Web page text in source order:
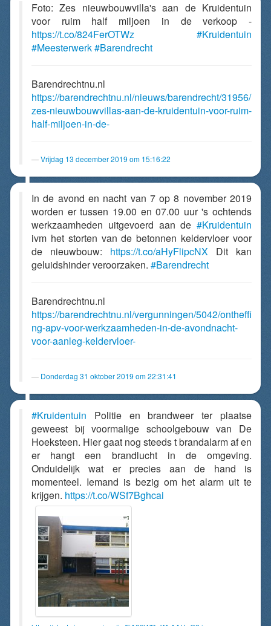
Foto: Zes nieuwbouwvilla's aan de Kruidentuin
voor ruim half miljoen in de verkoop -
https://t.co/824FerOTWz
#Kruidentuin
#Meesterwerk#Barendrecht
Barendrechtnu.nl
https://barendrechtnu.nl/nieuws/barendrecht/31956/
zes-nieuwbouwvillas-aan-de-kruidentuin-voor-ruim-
half-miljoen-in-de-
Vrijdag 13 december 2019 om 15:16:22
In de avond en nacht van 7 op 8 november 2019
worden er tussen 19.00 en 07.00 uur 's ochtends
werkzaamheden uitgevoerd aan de #Kruidentuin
ivm het storten van de betonnen keldervloer voor
de nieuwbouw: https://t.co/aHyFlipcNX Dit kan
geluidshinder veroorzaken. #Barendrecht
Barendrechtnu.nl
https://barendrechtnu.nl/vergunningen/5042/ontheffi
ng-apv-voor-werkzaamheden-in-de-avondnacht-
voor-aanleg-keldervloer-
Donderdag 31 oktober 2019 om 22:31:41
#Kruidentuin Politie en brandweer ter plaatse
geweest bij voormalige schoolgebouw van De
Hoeksteen. Hier gaat nog steeds t brandalarm af en
er hangt een brandlucht in de omgeving.
Onduidelijk wat er precies aan de hand is
momenteel. Iemand is bezig om het alarm uit te
krijgen. https://t.co/WSf7Bghcai